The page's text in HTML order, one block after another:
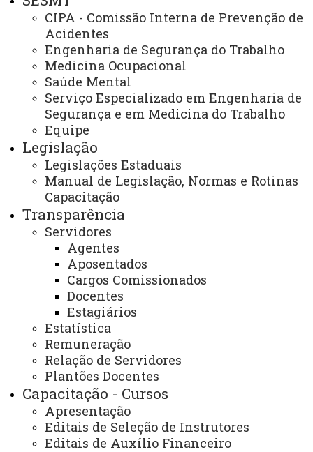
CIPA - Comissão Interna de Prevenção de
Acidentes
Engenharia de Segurança do Trabalho
Medicina Ocupacional
Saúde Mental
Serviço Especializado em Engenharia de
Segurança e em Medicina do Trabalho
Equipe
Legislação
Legislações Estaduais
Manual de Legislação, Normas e Rotinas
Capacitação
Transparência
Servidores
Agentes
Aposentados
Cargos Comissionados
Docentes
Estagiários
Estatística
Remuneração
Relação de Servidores
Plantões Docentes
Capacitação - Cursos
Apresentação
Editais de Seleção de Instrutores
Editais de Auxílio Financeiro
Formulários
Alteração do Regime de Trabalho - Docente
ACESSE
Acesso Restrito (Editores do Portal)
Arquivo Virtual
Bibliotecas
Identidade Visual
Mapa do Site
Ouvidoria
Portal Office 365
Sistemas
Telefones
Webmail
REITORIA